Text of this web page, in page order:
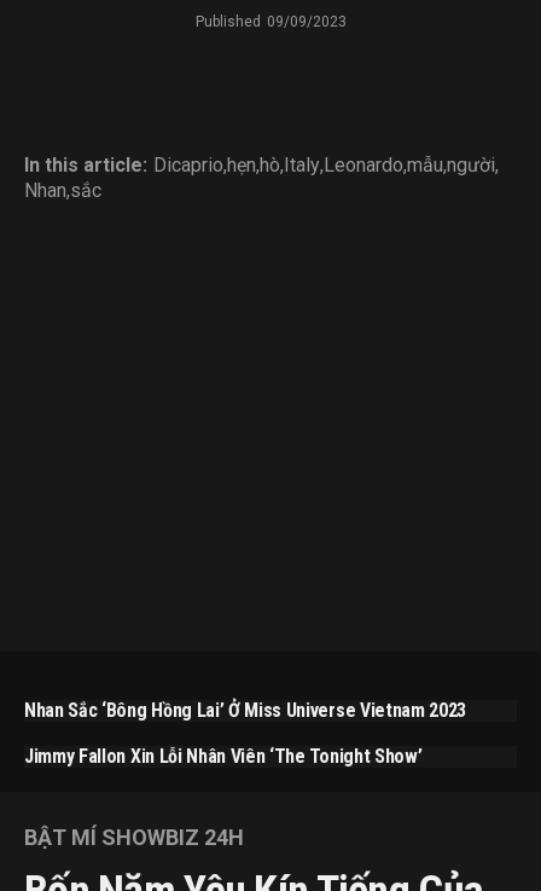
Published 09/09/2023
In this article: Dicaprio,hẹn,hò,Italy,Leonardo,mẫu,người,
Nhan,sắc
Nhan Sắc ‘bông Hồng Lai’ Ở Miss Universe Vietnam 2023
Jimmy Fallon Xin Lỗi Nhân Viên ‘The Tonight Show’
BẬT MÍ SHOWBIZ 24H